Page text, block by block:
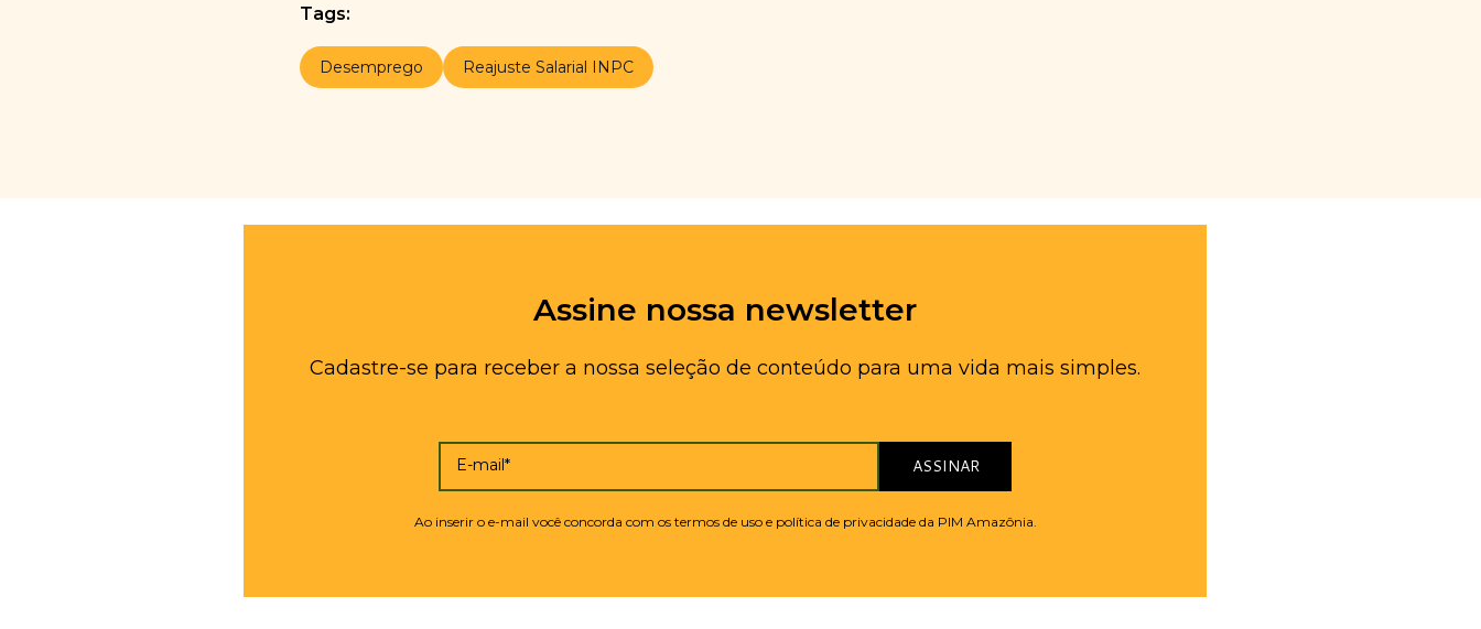
Tags:
Desemprego Reajuste Salarial INPC
Assine nossa newsletter
Cadastre-se para receber a nossa seleção de conteúdo para uma vida mais simples.
E-mail* ASSINAR
Ao inserir o e-mail você concorda com os termos de uso e política de privacidade da PIM Amazônia.